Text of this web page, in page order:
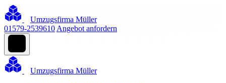
Umzugsfirma Müller
01579-2539610 Angebot anfordern
Umzugsfirma Müller